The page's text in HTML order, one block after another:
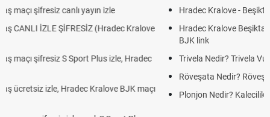
Hradec Kralove - Beşiktaş maçı şifresiz izle canlı tv100 linki
Hradec Kralove Beşiktaş maçı şifresiz tv100 izle, Hradec Kralove
Trivela Nedir? Trivela Vuruşu Nasıl Yapılır?
Röveşata Nedir? Röveşata Vuruşu Nasıl Yapılır?
Plonjon Nedir? Kalecilikte Plonjon Hareketi Nasıl Yapılır?